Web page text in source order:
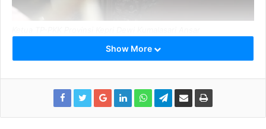
Kedatangan Dewi dan rombongan disambut langsung oleh
Kanjeng Bendara Raden Ayu Adipati Paku Alam di Kantor
TP PKK Daerah Istimewa Yogyakarta.
Show More